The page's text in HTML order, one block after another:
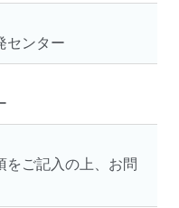
センター
をご記入の上、お問